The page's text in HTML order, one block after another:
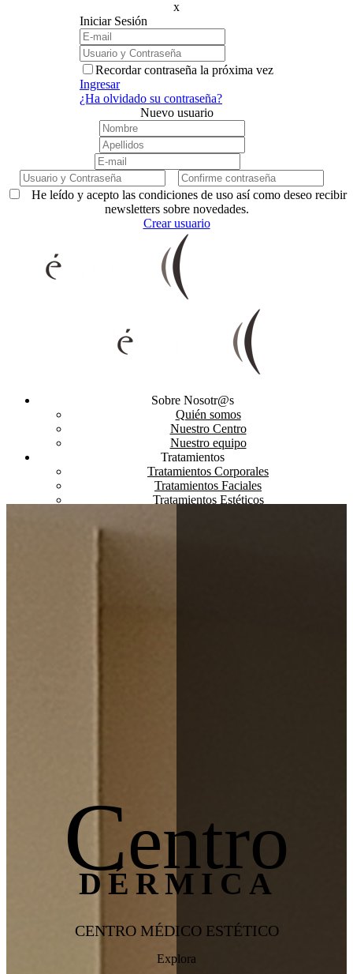
x
Iniciar Sesión
Recordar contraseña la próxima vez
Ingresar
¿Ha olvidado su contraseña?
Nuevo usuario
He leído y acepto las condiciones de uso así como deseo recibir
newsletters sobre novedades.
Crear usuario
Sobre Nosotr@s
Quién somos
Nuestro Centro
Nuestro equipo
Tratamientos
Tratamientos Corporales
Tratamientos Faciales
Tratamientos Estéticos
Centro
DÉRMICA
CENTRO MÉDICO ESTÉTICO
Explora